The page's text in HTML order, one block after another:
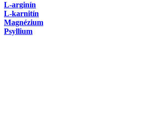
L-arginín
L-karnitín
Magnézium
Psyllium